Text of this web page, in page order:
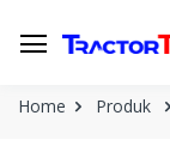
Home Produk